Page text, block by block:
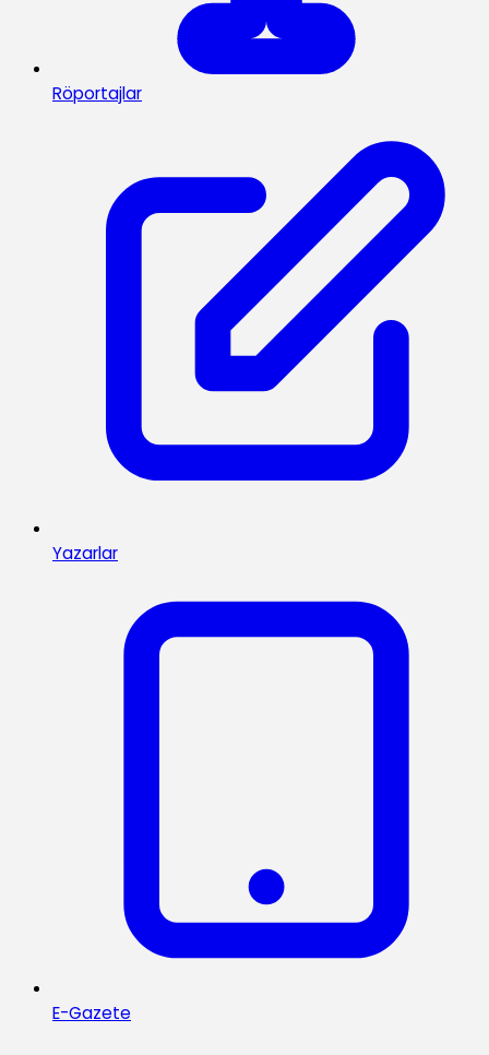
Röportajlar
Yazarlar
E-Gazete